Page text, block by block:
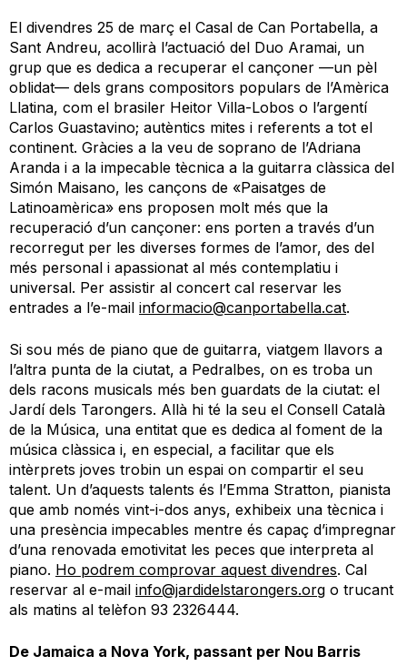
El divendres 25 de març el Casal de Can Portabella, a
Sant Andreu, acollirà l’actuació del Duo Aramai, un
grup que es dedica a recuperar el cançoner —un pèl
oblidat— dels grans compositors populars de l’Amèrica
Llatina, com el brasiler Heitor Villa-Lobos o l’argentí
Carlos Guastavino; autèntics mites i referents a tot el
continent. Gràcies a la veu de soprano de l’Adriana
Aranda i a la impecable tècnica a la guitarra clàssica del
Simón Maisano, les cançons de «Paisatges de
Latinoamèrica» ens proposen molt més que la
recuperació d’un cançoner: ens porten a través d’un
recorregut per les diverses formes de l’amor, des del
més personal i apassionat al més contemplatiu i
universal. Per assistir al concert cal reservar les
entrades a l’e-mail informacio@canportabella.cat.
Si sou més de piano que de guitarra, viatgem llavors a
l’altra punta de la ciutat, a Pedralbes, on es troba un
dels racons musicals més ben guardats de la ciutat: el
Jardí dels Tarongers. Allà hi té la seu el Consell Català
de la Música, una entitat que es dedica al foment de la
música clàssica i, en especial, a facilitar que els
intèrprets joves trobin un espai on compartir el seu
talent. Un d’aquests talents és l’Emma Stratton, pianista
que amb només vint-i-dos anys, exhibeix una tècnica i
una presència impecables mentre és capaç d’impregnar
d’una renovada emotivitat les peces que interpreta al
piano. Ho podrem comprovar aquest divendres. Cal
reservar al e-mail info@jardidelstarongers.org o trucant
als matins al telèfon 93 2326444.
De Jamaica a Nova York, passant per Nou Barris